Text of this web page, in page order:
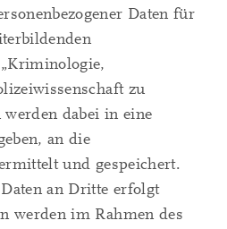
Daten für
zu
werden dabei in eine
an die
und gespeichert.
an Dritte erfolgt
werden im Rahmen des